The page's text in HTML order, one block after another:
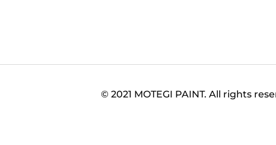
© 2021 MOTEGI PAINT. All rights